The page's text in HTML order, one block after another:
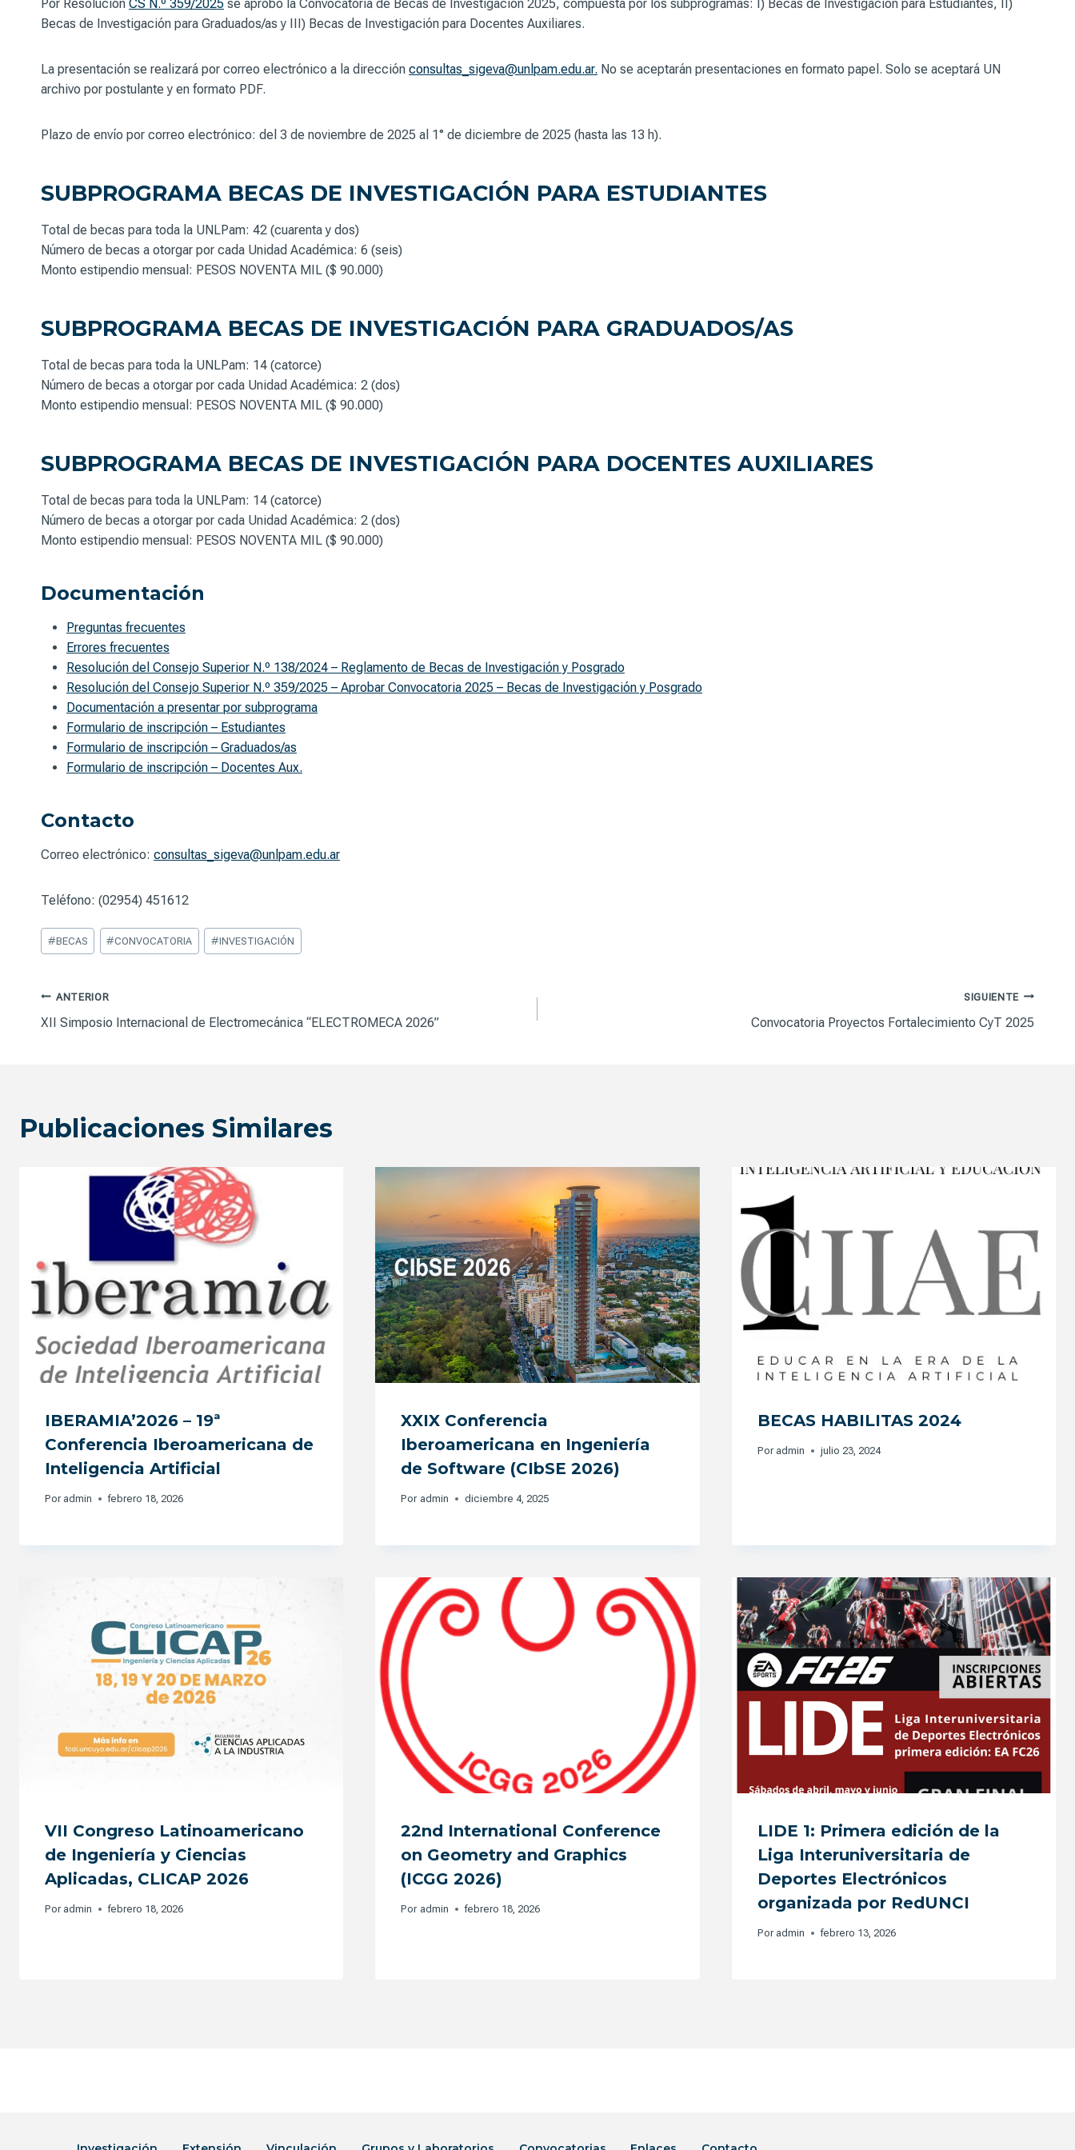
Por Resolución CS N.º 359/2025 se aprobó la Convocatoria de Becas de Investigación 2025, compuesta por los subprogramas: I) Becas de Investigación para Estudiantes, II)
Becas de Investigación para Graduados/as y III) Becas de Investigación para Docentes Auxiliares.
La presentación se realizará por correo electrónico a la dirección consultas_sigeva@unlpam.edu.ar. No se aceptarán presentaciones en formato papel. Solo se aceptará UN
archivo por postulante y en formato PDF.
Plazo de envío por correo electrónico: del 3 de noviembre de 2025 al 1° de diciembre de 2025 (hasta las 13 h).
SUBPROGRAMA BECAS DE INVESTIGACIÓN PARA ESTUDIANTES
Total de becas para toda la UNLPam: 42 (cuarenta y dos)
Número de becas a otorgar por cada Unidad Académica: 6 (seis)
Monto estipendio mensual: PESOS NOVENTA MIL ($ 90.000)
SUBPROGRAMA BECAS DE INVESTIGACIÓN PARA GRADUADOS/AS
Total de becas para toda la UNLPam: 14 (catorce)
Número de becas a otorgar por cada Unidad Académica: 2 (dos)
Monto estipendio mensual: PESOS NOVENTA MIL ($ 90.000)
SUBPROGRAMA BECAS DE INVESTIGACIÓN PARA DOCENTES AUXILIARES
Total de becas para toda la UNLPam: 14 (catorce)
Número de becas a otorgar por cada Unidad Académica: 2 (dos)
Monto estipendio mensual: PESOS NOVENTA MIL ($ 90.000)
Documentación
Preguntas frecuentes
Errores frecuentes
Resolución del Consejo Superior N.º 138/2024 – Reglamento de Becas de Investigación y Posgrado
Resolución del Consejo Superior N.º 359/2025 – Aprobar Convocatoria 2025 – Becas de Investigación y Posgrado
Documentación a presentar por subprograma
Formulario de inscripción – Estudiantes
Formulario de inscripción – Graduados/as
Formulario de inscripción – Docentes Aux.
Contacto
Correo electrónico: consultas_sigeva@unlpam.edu.ar
Teléfono: (02954) 451612
Etiquetas
de
entrada:
#BECAS #CONVOCATORIA #INVESTIGACIÓN
Navegación
ANTERIOR
XII Simposio Internacional de Electromecánica “ELECTROMECA 2026”
SIGUIENTE
Convocatoria Proyectos Fortalecimiento CyT 2025
Publicaciones Similares
IBERAMIA’2026 – 19ª
Conferencia Iberoamericana de
Inteligencia Artificial
Por admin febrero 18, 2026
XXIX Conferencia
Iberoamericana en Ingeniería
de Software (CIbSE 2026)
Por admin diciembre 4, 2025
BECAS HABILITAS 2024
Por admin julio 23, 2024
VII Congreso Latinoamericano
de Ingeniería y Ciencias
Aplicadas, CLICAP 2026
Por admin febrero 18, 2026
22nd International Conference
on Geometry and Graphics
(ICGG 2026)
Por admin febrero 18, 2026
LIDE 1: Primera edición de la
Liga Interuniversitaria de
Deportes Electrónicos
organizada por RedUNCI
Por admin febrero 13, 2026